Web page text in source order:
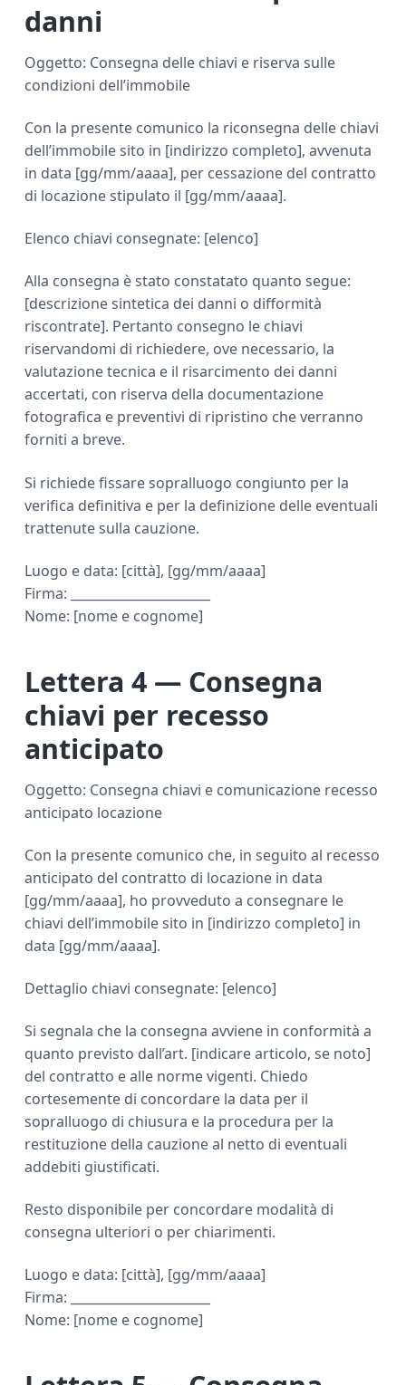
danni
Oggetto: Consegna delle chiavi e riserva sulle
condizioni dell’immobile
Con la presente comunico la riconsegna delle chiavi
dell’immobile sito in [indirizzo completo], avvenuta
in data [gg/mm/aaaa], per cessazione del contratto
di locazione stipulato il [gg/mm/aaaa].
Elenco chiavi consegnate: [elenco]
Alla consegna è stato constatato quanto segue:
[descrizione sintetica dei danni o difformità
riscontrate]. Pertanto consegno le chiavi
riservandomi di richiedere, ove necessario, la
valutazione tecnica e il risarcimento dei danni
accertati, con riserva della documentazione
fotografica e preventivi di ripristino che verranno
forniti a breve.
Si richiede fissare sopralluogo congiunto per la
verifica definitiva e per la definizione delle eventuali
trattenute sulla cauzione.
Luogo e data: [città], [gg/mm/aaaa]
Firma: ______________________
Nome: [nome e cognome]
Lettera 4 — Consegna
chiavi per recesso
anticipato
Oggetto: Consegna chiavi e comunicazione recesso
anticipato locazione
Con la presente comunico che, in seguito al recesso
anticipato del contratto di locazione in data
[gg/mm/aaaa], ho provveduto a consegnare le
chiavi dell’immobile sito in [indirizzo completo] in
data [gg/mm/aaaa].
Dettaglio chiavi consegnate: [elenco]
Si segnala che la consegna avviene in conformità a
quanto previsto dall’art. [indicare articolo, se noto]
del contratto e alle norme vigenti. Chiedo
cortesemente di concordare la data per il
sopralluogo di chiusura e la procedura per la
restituzione della cauzione al netto di eventuali
addebiti giustificati.
Resto disponibile per concordare modalità di
consegna ulteriori o per chiarimenti.
Luogo e data: [città], [gg/mm/aaaa]
Firma: ______________________
Nome: [nome e cognome]